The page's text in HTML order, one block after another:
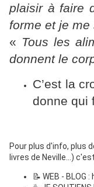
plaisir à faire
forme et je me
« Tous les
donnent le
C’est la
donne qui
Pour plus d'info, plus
livres de Neville...)
📝 WEB - BLOG :